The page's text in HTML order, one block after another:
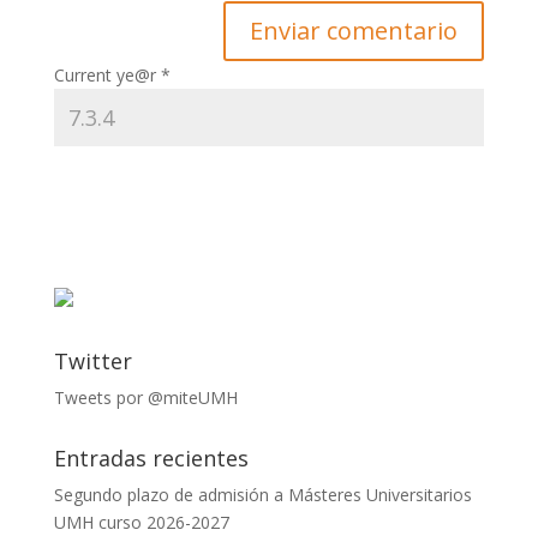
Current ye@r *
Twitter
Tweets por @miteUMH
Entradas recientes
Segundo plazo de admisión a Másteres Universitarios
UMH curso 2026-2027